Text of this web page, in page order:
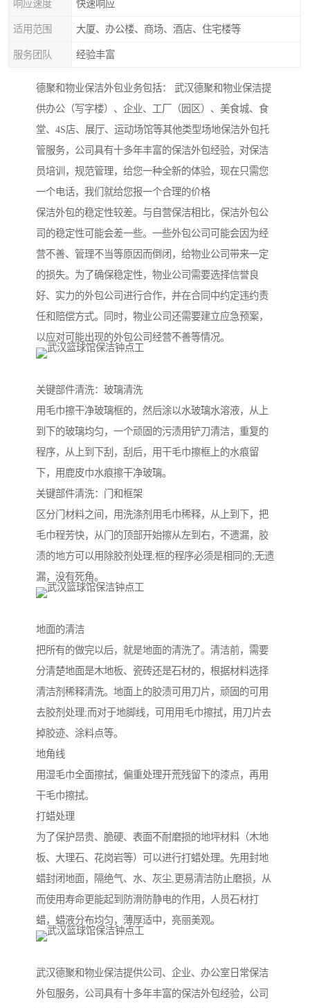
响应速度 快速响应
适用范围 大厦、办公楼、商场、酒店、住宅楼等
服务团队 经验丰富
德聚和物业保洁外包业务包括： 武汉德聚和物业保洁提
供办公（写字楼）、企业、工厂（园区）、美食城、食
堂、4S店、展厅、运动场馆等其他类型场地保洁外包托
管服务，公司具有十多年丰富的保洁外包经验，对保洁
员培训，规范管理，给您一种全新的体验，现在只需您
一个电话，我们就给您报一个合理的价格
保洁外包的稳定性较差。与自营保洁相比，保洁外包公
司的稳定性可能会差一些。一些外包公司可能会因为经
营不善、管理不当等原因而倒闭，给物业公司带来一定
的损失。为了确保稳定性，物业公司需要选择信誉良
好、实力的外包公司进行合作，并在合同中约定违约责
任和赔偿方式。同时，物业公司还需要建立应急预案，
以应对可能出现的外包公司经营不善等情况。
关键部件清洗：玻璃清洗
用毛巾擦干净玻璃框的，然后涂以水玻璃水溶液，从上
到下的玻璃均匀，一个顽固的污渍用铲刀清洁，重复的
程序，从上到下刮，刮后，用干毛巾擦框上的水痕留
下，用鹿皮巾水痕擦干净玻璃。
关键部件清洗：门和框架
区分门材料之间，用洗涤剂用毛巾稀释，从上到下，把
毛巾程芳快，从门的顶部开始擦从左到右，不遗漏，胶
渍的地方可以用除胶剂处理;框的程序必须是相同的;无遗
漏，没有死角。
地面的清洁
把所有的做完以后，就是地面的清洗了。清洁前，需要
分清楚地面是木地板、瓷砖还是石材的，根据材料选择
清洁剂稀释清洗。地面上的胶渍可用刀片，顽固的可用
去胶剂处理;而对于地脚线，可用用毛巾擦拭，用刀片去
掉胶迹、涂料点等。
地角线
用湿毛巾全面擦拭，偏重处理开荒残留下的漆点，再用
干毛巾擦拭。
打蜡处理
为了保护昂贵、脆硬、表面不耐磨损的地坪材料（木地
板、大理石、花岗岩等）可以进行打蜡处理。先用封地
蜡封闭地面，隔绝气、水、灰尘,更易清洁防止磨损，从
而使用寿命更能起到防滑防静电的作用，人员石材打
蜡，蜡液分布均匀，薄厚适中，亮丽美观。
武汉德聚和物业保洁提供公司、企业、办公室日常保洁
外包服务，公司具有十多年丰富的保洁外包经验，公司